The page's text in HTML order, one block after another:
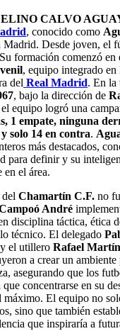
CALVO
, conocido como
Madrid. Desde joven, el
formación comenzó en
, equipo integrado en
del Real Madrid. En la
, bajo la dirección de
el equipo logró una
1 empate, ninguna
solo 14 en contra.
más destacados,
para definir y su
en el área.
Chamartín C.F. no
André
disciplina táctica, ética
técnico. El delegado
y el utillero Rafael Martín
a crear un
asegurando que los
concentrarse en su
máximo. El equipo no
sino que también
que inspiraría a